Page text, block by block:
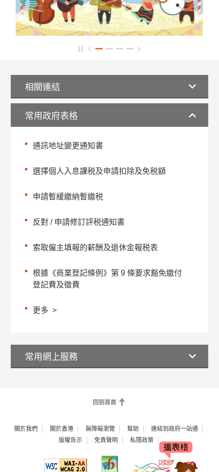
相關連結
常用政府表格
通訊地址變更通知書
選擇個人入息課税及申請扣除及免税額
申請暫緩繳納暫繳税
反對 / 申請修訂評税通知書
索取僱主填報的薪酬及退休金報税表
根據《商業登記條例》第 9 條要求豁免繳付
登記費及徵費
更多 >
常用網上服務
回到頁首
關於我們 關於香港 無障礙瀏覽 幫助
連結到政府一站通
版權告示
免責聲明 私隱政策